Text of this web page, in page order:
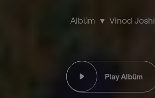
Albüm Vinod Joshi
Play Albüm